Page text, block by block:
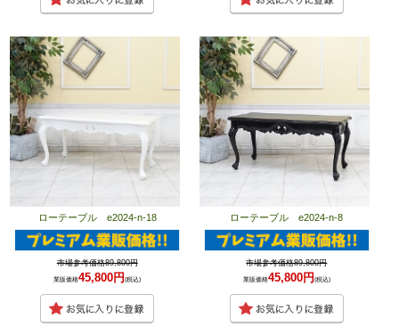
ローテーブル e2024-n-18
市場参考価格89,800円
業販価格45,800円(税込)
ローテーブル e2024-n-8
市場参考価格89,800円
業販価格45,800円 (税込)